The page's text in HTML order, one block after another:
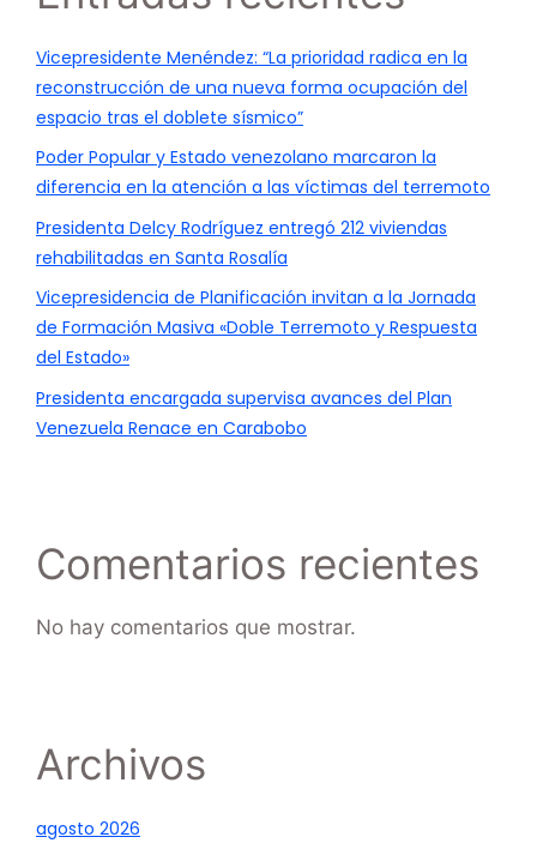
Vicepresidente Menéndez: “La prioridad radica en la
reconstrucción de una nueva forma ocupación del
espacio tras el doblete sísmico”
Poder Popular y Estado venezolano marcaron la
diferencia en la atención a las víctimas del terremoto
Presidenta Delcy Rodríguez entregó 212 viviendas
rehabilitadas en Santa Rosalía
Vicepresidencia de Planificación invitan a la Jornada
de Formación Masiva «Doble Terremoto y Respuesta
del Estado»
Presidenta encargada supervisa avances del Plan
Venezuela Renace en Carabobo
Comentarios recientes
No hay comentarios que mostrar.
Archivos
agosto 2026